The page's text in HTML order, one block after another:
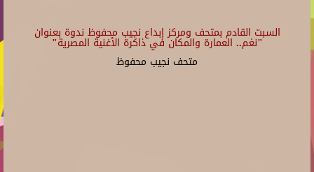
السبت القادم بمتحف ومركز إبداع نجيب محفوظ ندوة بعنوان
"نغم.. العمارة والمكان في ذاكرة الأغنية المصرية"
متحف نجيب محفوظ